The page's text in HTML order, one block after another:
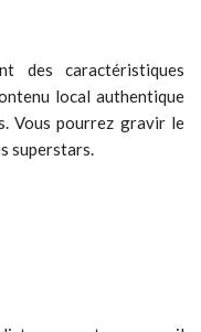
des caractéristiques
local authentique
Vous pourrez gravir le
superstars.